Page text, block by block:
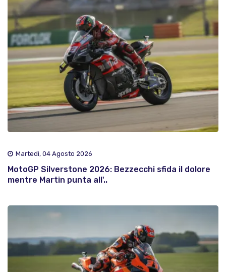
Martedì, 04 Agosto 2026
MotoGP Silverstone 2026: Bezzecchi sfida il dolore
mentre Martin punta all'..